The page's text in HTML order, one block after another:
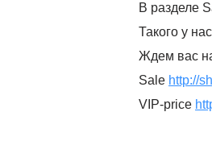
В разделе
Такого у
Ждем вас
Sale http://
VIP-price